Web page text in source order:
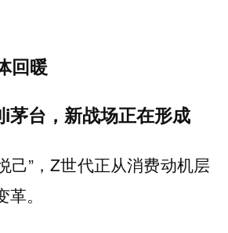
回暖
茅台，新战场正在形成
己”，Z世代正从消费动机层
。